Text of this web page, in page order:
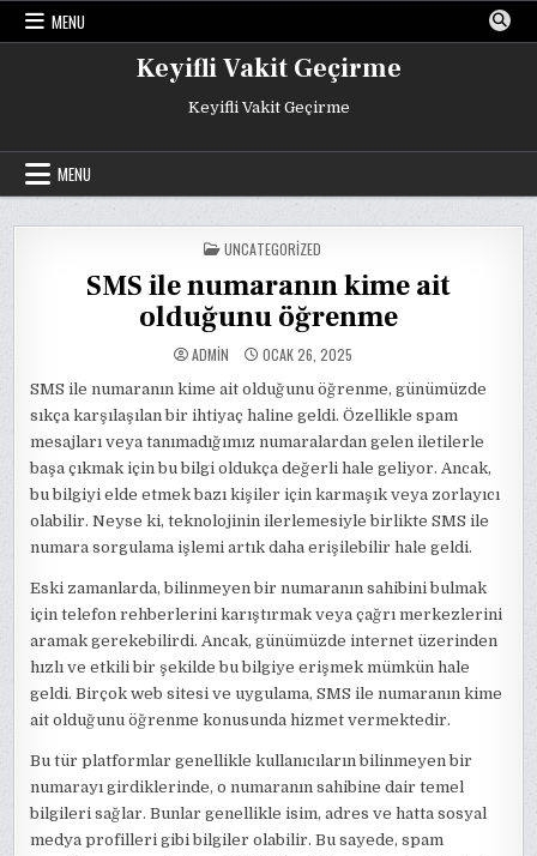
Skip
MENU
Keyifli Vakit Geçirme
Keyifli Vakit Geçirme
MENU
POSTED
IN
UNCATEGORIZED
SMS ile numaranın kime ait
olduğunu öğrenme
ADMIN OCAK 26, 2025
SMS ile numaranın kime ait olduğunu öğrenme, günümüzde
sıkça karşılaşılan bir ihtiyaç haline geldi. Özellikle spam
mesajları veya tanımadığımız numaralardan gelen iletilerle
başa çıkmak için bu bilgi oldukça değerli hale geliyor. Ancak,
bu bilgiyi elde etmek bazı kişiler için karmaşık veya zorlayıcı
olabilir. Neyse ki, teknolojinin ilerlemesiyle birlikte SMS ile
numara sorgulama işlemi artık daha erişilebilir hale geldi.
Eski zamanlarda, bilinmeyen bir numaranın sahibini bulmak
için telefon rehberlerini karıştırmak veya çağrı merkezlerini
aramak gerekebilirdi. Ancak, günümüzde internet üzerinden
hızlı ve etkili bir şekilde bu bilgiye erişmek mümkün hale
geldi. Birçok web sitesi ve uygulama, SMS ile numaranın kime
ait olduğunu öğrenme konusunda hizmet vermektedir.
Bu tür platformlar genellikle kullanıcıların bilinmeyen bir
numarayı girdiklerinde, o numaranın sahibine dair temel
bilgileri sağlar. Bunlar genellikle isim, adres ve hatta sosyal
medya profilleri gibi bilgiler olabilir. Bu sayede, spam